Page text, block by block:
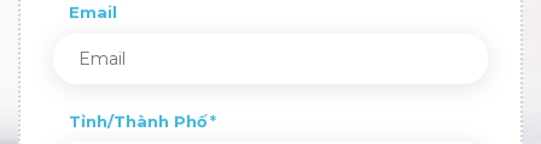
Email
Tỉnh/Thành Phố